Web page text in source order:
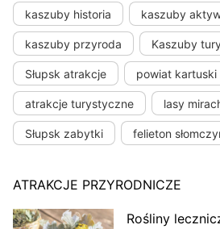
kaszuby historia kaszuby
kaszuby przyroda Kaszuby
Słupsk atrakcje powiat
atrakcje turystyczne lasy
Słupsk zabytki felieton
ATRAKCJE PRZYRODNICZE
Rośliny